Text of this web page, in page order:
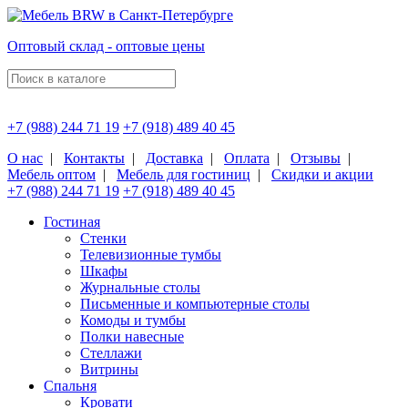
Оптовый склад - оптовые цены
+7 (988) 244 71 19 +7 (918) 489 40 45
О нас | Контакты | Доставка | Оплата | Отзывы |
Мебель оптом | Мебель для гостиниц | Скидки и акции
+7 (988) 244 71 19 +7 (918) 489 40 45
Гостиная
Стенки
Телевизионные тумбы
Шкафы
Журнальные столы
Письменные и компьютерные столы
Комоды и тумбы
Полки навесные
Стеллажи
Витрины
Спальня
Кровати